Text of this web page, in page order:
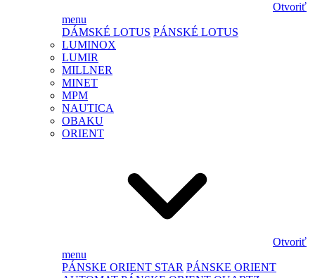
Otvoriť
menu
DÁMSKÉ LOTUS PÁNSKÉ LOTUS
LUMINOX
LUMIR
MILLNER
MINET
MPM
NAUTICA
OBAKU
ORIENT
Otvoriť
menu
PÁNSKE ORIENT STAR PÁNSKE ORIENT